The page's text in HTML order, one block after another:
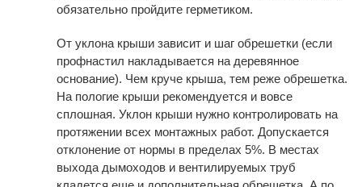
обязательно пройдите герметиком.
От уклона крыши зависит и шаг обрешетки (если
профнастил накладывается на деревянное
основание). Чем круче крыша, тем реже обрешетка.
На пологие крыши рекомендуется и вовсе
сплошная. Уклон крыши нужно контролировать на
протяжении всех монтажных работ. Допускается
отклонение от нормы в пределах 5%. В местах
выхода дымоходов и вентилируемых труб